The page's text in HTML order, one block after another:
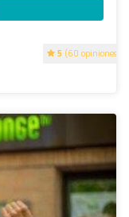
5 (60 opiniones)